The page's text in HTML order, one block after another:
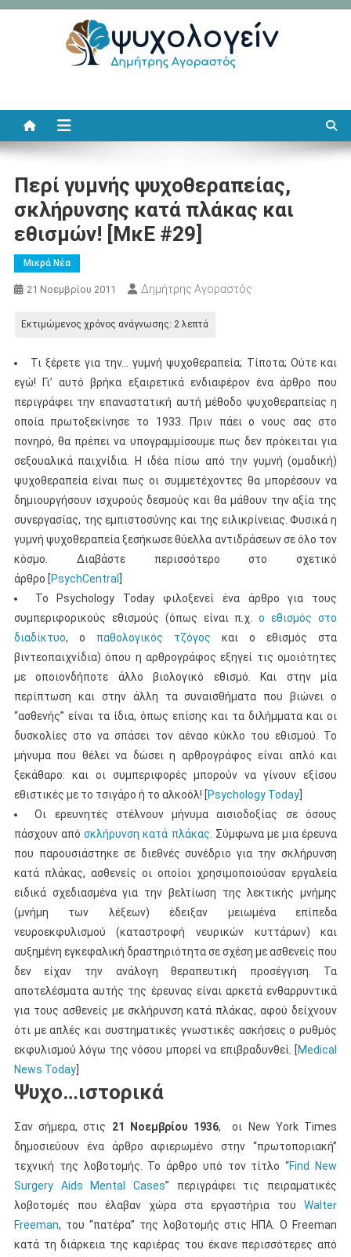
Μεταπηδήστε
Περί γυμνής ψυχοθεραπείας,
σκλήρυνσης κατά πλάκας και
εθισμών! [ΜκΕ #29]
Μικρά Νέα
21 Νοεμβρίου 2011 Δημήτρης Αγοραστός
Τι ξέρετε για την… γυμνή ψυχοθεραπεία; Τίποτα; Ούτε και
εγώ! Γι’ αυτό βρήκα εξαιρετικά ενδιαφέρον ένα άρθρο που
περιγράφει την επαναστατική αυτή μέθοδο ψυχοθεραπείας η
οποία πρωτοξεκίνησε το 1933. Πριν πάει ο νους σας στο
πονηρό, θα πρέπει να υπογραμμίσουμε πως δεν πρόκειται για
σεξουαλικά παιχνίδια. Η ιδέα πίσω από την γυμνή (ομαδική)
ψυχοθεραπεία είναι πως οι συμμετέχοντες θα μπορέσουν να
δημιουργήσουν ισχυρούς δεσμούς και θα μάθουν την αξία της
συνεργασίας, της εμπιστοσύνης και της ειλικρίνειας. Φυσικά η
γυμνή ψυχοθεραπεία ξεσήκωσε θύελλα αντιδράσεων σε όλο τον
κόσμο. Διαβάστε περισσότερο στο σχετικό
άρθρο [PsychCentral
Το Psychology Today φιλοξενεί ένα άρθρο για τους
συμπεριφορικούς εθισμούς (όπως είναι π.χ.ο εθισμός στο
διαδίκτυο, ο παθολογικός τζόγος και ο εθισμός στα
βιντεοπαιχνίδια) όπου η αρθρογράφος εξηγεί τις ομοιότητες
με οποιονδήποτε άλλο βιολογικό εθισμό. Και στην μία
περίπτωση και στην άλλη τα συναισθήματα που βιώνει ο
“ασθενής” είναι τα ίδια, όπως επίσης και τα διλήμματα και οι
δυσκολίες στο να σπάσει τον αέναο κύκλο του εθισμού. Το
μήνυμα που θέλει να δώσει η αρθρογράφος είναι απλό και
ξεκάθαρο: και οι συμπεριφορές μπορούν να γίνουν εξίσου
εθιστικές με το τσιγάρο ή το αλκοόλ! [Psychology Today]
Οι ερευνητές στέλνουν μήνυμα αισιοδοξίας σε όσους
πάσχουν απόσκλήρυνση κατά πλάκας . Σύμφωνα με μια έρευνα
που παρουσιάστηκε σε διεθνές συνέδριο για την σκλήρυνση
κατά πλάκας, ασθενείς οι οποίοι χρησιμοποιούσαν εργαλεία
ειδικά σχεδιασμένα για την βελτίωση της λεκτικής μνήμης
(μνήμη των λέξεων) έδειξαν μειωμένα επίπεδα
νευροεκφυλισμού (καταστροφή νευρικών κυττάρων) και
αυξημένη εγκεφαλική δραστηριότητα σε σχέση με ασθενείς που
δεν είχαν την ανάλογη θεραπευτική προσέγγιση. Τα
αποτελέσματα αυτής της έρευνας είναι αρκετά ενθαρρυντικά
για τους ασθενείς με σκλήρυνση κατά πλάκας, αφού δείχνουν
ότι με απλές και συστηματικές γνωστικές ασκήσεις ο ρυθμός
εκφυλισμού λόγω της νόσου μπορεί να επιβραδυνθεί. [Medical
News Today]
Ψυχο…ιστορικά
Σαν σήμερα, στις 21 Νοεμβρίου 1936, οι New York Times
δημοσιεύουν ένα άρθρο αφιερωμένο στην “πρωτοποριακή”
τεχνική της λοβοτομής. Το άρθρο υπό τον τίτλο “Find New
Surgery Aids Mental Cases” περιγράφει τις πειραματικές
λοβοτομές που έλαβαν χώρα στα εργαστήρια τουWalter
Freeman, του “πατέρα” της λοβοτομής στις ΗΠΑ. Ο Freeman
κατά τη διάρκεια της καριέρας του έκανε περισσότερες από